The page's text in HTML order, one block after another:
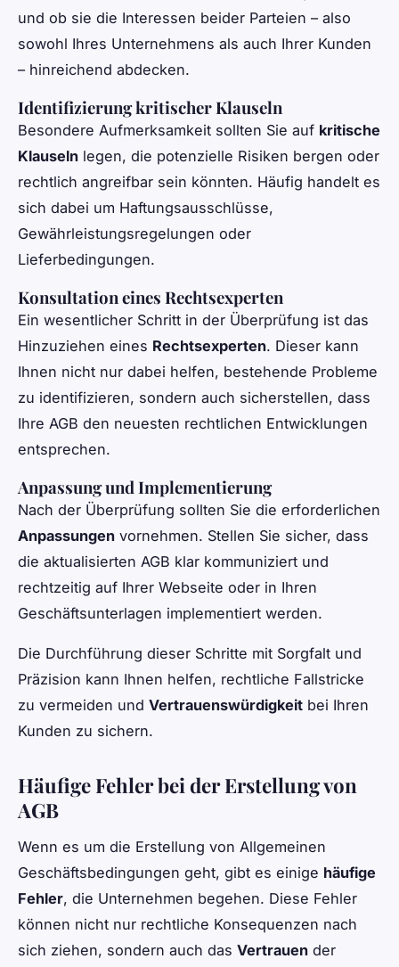
und ob sie die Interessen beider Parteien – also
sowohl Ihres Unternehmens als auch Ihrer Kunden
– hinreichend abdecken.
Identifizierung kritischer Klauseln
Besondere Aufmerksamkeit sollten Sie auf kritische
Klauseln legen, die potenzielle Risiken bergen oder
rechtlich angreifbar sein könnten. Häufig handelt es
sich dabei um Haftungsausschlüsse,
Gewährleistungsregelungen oder
Lieferbedingungen.
Konsultation eines Rechtsexperten
Ein wesentlicher Schritt in der Überprüfung ist das
Hinzuziehen eines Rechtsexperten. Dieser kann
Ihnen nicht nur dabei helfen, bestehende Probleme
zu identifizieren, sondern auch sicherstellen, dass
Ihre AGB den neuesten rechtlichen Entwicklungen
entsprechen.
Anpassung und Implementierung
Nach der Überprüfung sollten Sie die erforderlichen
Anpassungen vornehmen. Stellen Sie sicher, dass
die aktualisierten AGB klar kommuniziert und
rechtzeitig auf Ihrer Webseite oder in Ihren
Geschäftsunterlagen implementiert werden.
Die Durchführung dieser Schritte mit Sorgfalt und
Präzision kann Ihnen helfen, rechtliche Fallstricke
zu vermeiden und Vertrauenswürdigkeit bei Ihren
Kunden zu sichern.
Häufige Fehler bei der Erstellung von
AGB
Wenn es um die Erstellung von Allgemeinen
Geschäftsbedingungen geht, gibt es einige häufige
Fehler, die Unternehmen begehen. Diese Fehler
können nicht nur rechtliche Konsequenzen nach
sich ziehen, sondern auch das Vertrauen der